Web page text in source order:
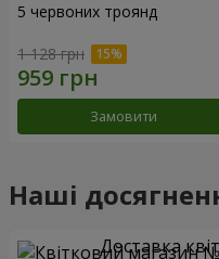
5 червоних троянд
1 128 грн
Замовити
Наші
Доставка